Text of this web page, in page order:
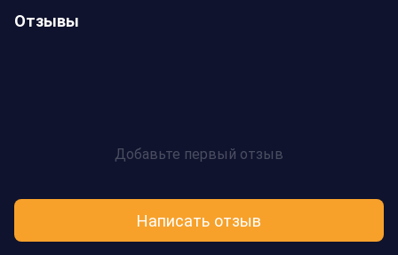
Отзывы
Добавьте первый отзыв
Написать отзыв